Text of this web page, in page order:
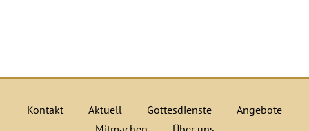
Kontakt Aktuell Gottesdienste
Angebote